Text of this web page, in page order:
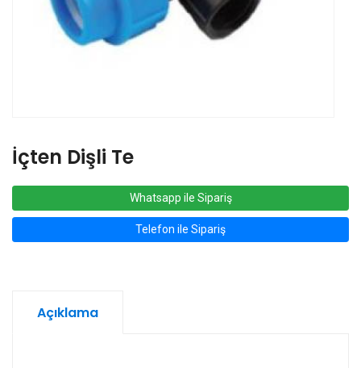
İçten Dişli Te
Whatsapp ile Sipariş
Telefon ile Sipariş
Açıklama